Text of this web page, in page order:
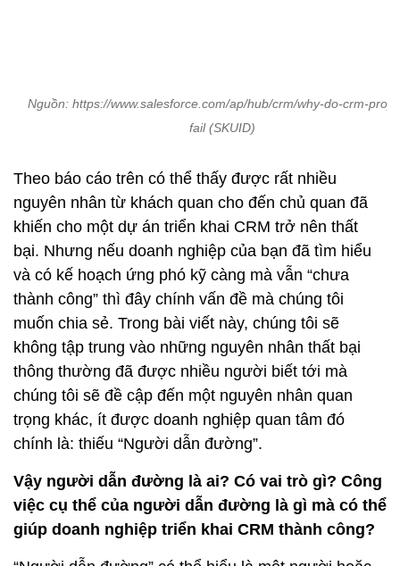
bại. Nhưng nếu doanh nghiệp của bạn đã tìm hiểu
và có kế hoạch ứng phó kỹ càng mà vẫn “chưa
muốn chia sẻ. Trong bài viết này, chúng tôi sẽ
không tập trung vào những nguyên nhân thất bại
thông thường đã được nhiều người biết tới mà
chúng tôi sẽ đề cập đến một nguyên nhân quan
trọng khác, ít được doanh nghiệp quan tâm đó
chính là: thiếu “Người dẫn đường”.
Vậy người dẫn đường là ai? Có vai trò gì? Công
việc cụ thể của người dẫn đường là gì mà có thể
giúp doanh nghiệp triển khai CRM thành công?
“Người dẫn đường” có thể hiểu là một người hoặc
nhóm người, họ có thể là nhà tư vấn chiến lược; là
lãnh đạo doanh nghiệp; là chuyên gia tiếp thị,
chuyên gia bán hàng, chuyên gia công nghệ,
chuyên gia tái cấu trúc hoặc là người từng thành